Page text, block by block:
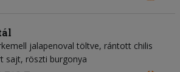
jalapenoval töltve, rántott chilis
sajt, röszti burgonya